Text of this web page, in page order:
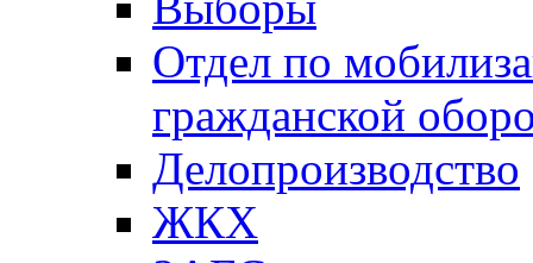
Отдел по
гражданской
Делопроизводство
ЖКХ